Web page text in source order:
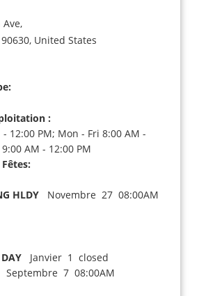
90630, United States
:
12:00 PM; Mon - Fri 8:00 AM -
AM - 12:00 PM
HLDYNovembre 27 08:00AM
Janvier 1 closed
7 08:00AM